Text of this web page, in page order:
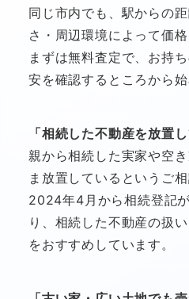
同じ市内でも、駅からの
さ・周辺環境によって価
まずは無料査定で、お持
安を確認するところから始
「相続した不動産を放置し
親から相続した実家や空
ま放置しているというご
2024年4月から相続登記
り、相続した不動産の扱
をおすすめしています。